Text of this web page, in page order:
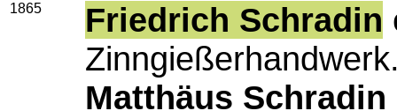
1865 Friedrich Schradin
Matthäus Schradin